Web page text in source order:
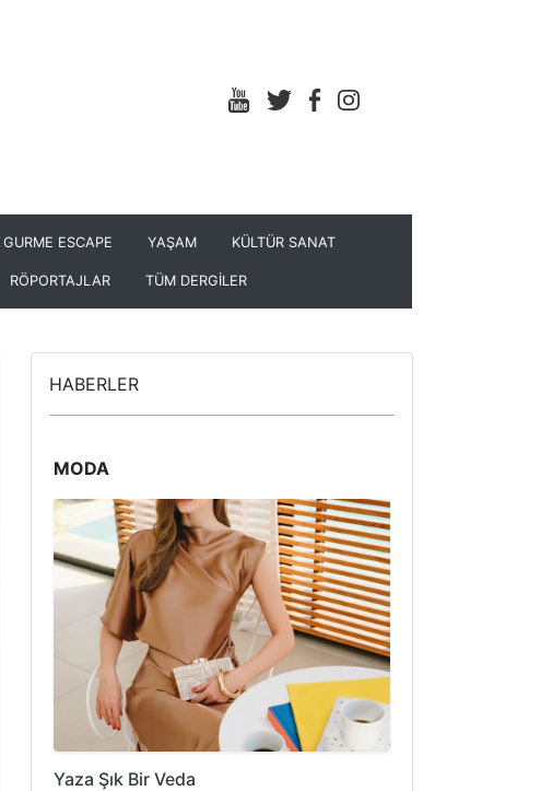
GURME ESCAPE YAŞAM KÜLTÜR SANAT
RÖPORTAJLAR TÜM DERGİLER
HABERLER
MODA
Yaza Şık Bir Veda